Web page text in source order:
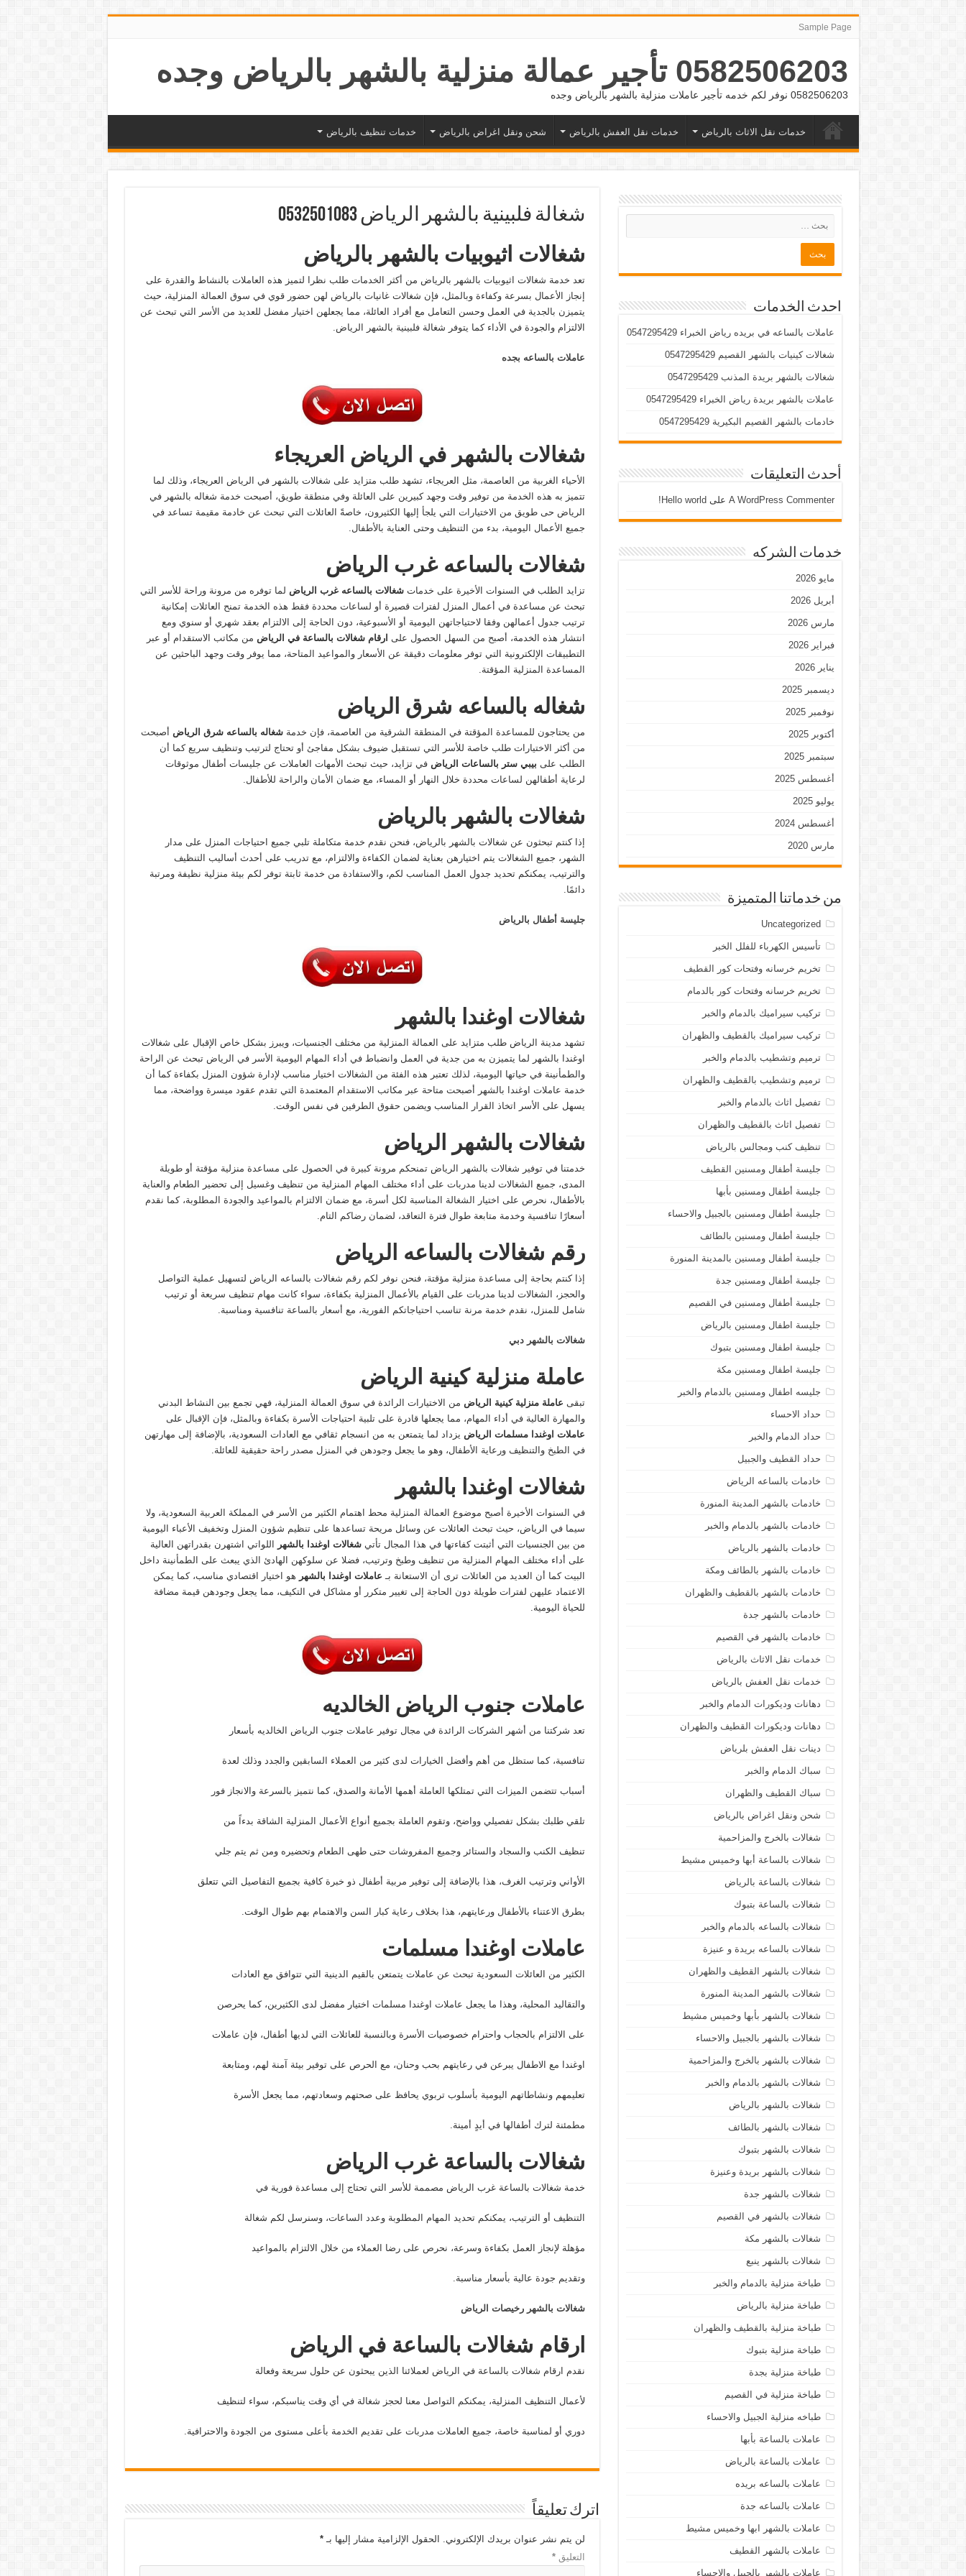
Sample Page
0582506203 تأجير عمالة منزلية بالشهر بالرياض وجده
0582506203 نوفر لكم خدمه تأجير عاملات منزلية بالشهر بالرياض وجده
خدمات نقل الاثاث بالرياض خدمات نقل العفش بالرياض شحن ونقل اغراض بالرياض خدمات تنظيف بالرياض
شغالة فلبينية بالشهر الرياض 0532501083
شغالات اثيوبيات بالشهر بالرياض
تعد خدمة شغالات اثيوبيات بالشهر بالرياض من أكثر الخدمات طلب نظرا لتميز هذه العاملات بالنشاط والقدرة على
إنجاز الأعمال بسرعة وكفاءة وبالمثل، فإن شغالات غانيات بالرياض لهن حضور قوي في سوق العمالة المنزلية، حيث
يتميزن بالجدية في العمل وحسن التعامل مع أفراد العائلة، مما يجعلهن اختيار مفضل للعديد من الأسر التي تبحث عن
الالتزام والجودة في الأداء كما يتوفر شغالة فلبينية بالشهر الرياض.
عاملات بالساعه بجده
شغالات بالشهر في الرياض العريجاء
الأحياء الغربية من العاصمة، مثل العريجاء، تشهد طلب متزايد على شغالات بالشهر في الرياض العريجاء، وذلك لما
تتميز به هذه الخدمة من توفير وقت وجهد كبيرين على العائلة وفي منطقة طويق، أصبحت خدمة شغاله بالشهر في
الرياض حى طويق من الاختيارات التي يلجأ إليها الكثيرون، خاصةً العائلات التي تبحث عن خادمة مقيمة تساعد في
جميع الأعمال اليومية، بدء من التنظيف وحتى العناية بالأطفال.
شغالات بالساعه غرب الرياض
تزايد الطلب في السنوات الأخيرة على خدماتشغالات بالساعه غرب الرياض لما توفره من مرونة وراحة للأسر التي
تبحث عن مساعدة في أعمال المنزل لفترات قصيرة أو لساعات محددة فقط هذه الخدمة تمنح العائلات إمكانية
ترتيب جدول أعمالهن وفقا لاحتياجاتهن اليومية أو الأسبوعية، دون الحاجة إلى الالتزام بعقد شهري أو سنوي ومع
انتشار هذه الخدمة، أصبح من السهل الحصول على ارقام شغالات بالساعة في الرياض من مكاتب الاستقدام أو عبر
التطبيقات الإلكترونية التي توفر معلومات دقيقة عن الأسعار والمواعيد المتاحة، مما يوفر وقت وجهد الباحثين عن
المساعدة المنزلية المؤقتة.
شغاله بالساعه شرق الرياض
من يحتاجون للمساعدة المؤقتة في المنطقة الشرقية من العاصمة، فإن خدمةشغاله بالساعه شرق الرياض أصبحت
من أكثر الاختيارات طلب خاصة للأسر التي تستقبل ضيوف بشكل مفاجئ أو تحتاج لترتيب وتنظيف سريع كما أن
الطلب على بيبي ستر بالساعات الرياض في تزايد، حيث تبحث الأمهات العاملات عن جليسات أطفال موثوقات
لرعاية أطفالهن لساعات محددة خلال النهار أو المساء، مع ضمان الأمان والراحة للأطفال.
شغالات بالشهر بالرياض
إذا كنتم تبحثون عن شغالات بالشهر بالرياض، فنحن نقدم خدمة متكاملة تلبي جميع احتياجات المنزل على مدار
الشهر، جميع الشغالات يتم اختيارهن بعناية لضمان الكفاءة والالتزام، مع تدريب على أحدث أساليب التنظيف
والترتيب، يمكنكم تحديد جدول العمل المناسب لكم، والاستفادة من خدمة ثابتة توفر لكم بيئة منزلية نظيفة ومرتبة
دائمًا.
جليسة أطفال بالرياض
شغالات اوغندا بالشهر
تشهد مدينة الرياض طلب متزايد على العمالة المنزلية من مختلف الجنسيات، ويبرز بشكل خاص الإقبال على شغالات
اوغندا بالشهر لما يتميزن به من جدية في العمل وانضباط في أداء المهام اليومية الأسر في الرياض تبحث عن الراحة
والطمأنينة في حياتها اليومية، لذلك تعتبر هذه الفئة من الشغالات اختيار مناسب لإدارة شؤون المنزل بكفاءة كما أن
خدمة عاملات اوغندا بالشهر أصبحت متاحة عبر مكاتب الاستقدام المعتمدة التي تقدم عقود ميسرة وواضحة، مما
يسهل على الأسر اتخاذ القرار المناسب ويضمن حقوق الطرفين في نفس الوقت.
شغالات بالشهر الرياض
خدمتنا في توفير شغالات بالشهر الرياض تمنحكم مرونة كبيرة في الحصول على مساعدة منزلية مؤقتة أو طويلة
المدى، جميع الشغالات لدينا مدربات على أداء مختلف المهام المنزلية من تنظيف وغسيل إلى تحضير الطعام والعناية
بالأطفال، نحرص على اختيار الشغالة المناسبة لكل أسرة، مع ضمان الالتزام بالمواعيد والجودة المطلوبة، كما نقدم
أسعارًا تنافسية وخدمة متابعة طوال فترة التعاقد، لضمان رضاكم التام.
رقم شغالات بالساعه الرياض
إذا كنتم بحاجة إلى مساعدة منزلية مؤقتة، فنحن نوفر لكم رقم شغالات بالساعه الرياض لتسهيل عملية التواصل
والحجز، الشغالات لدينا مدربات على القيام بالأعمال المنزلية بكفاءة، سواء كانت مهام تنظيف سريعة أو ترتيب
شامل للمنزل، نقدم خدمة مرنة تناسب احتياجاتكم الفورية، مع أسعار بالساعة تنافسية ومناسبة.
شغالات بالشهر دبي
عاملة منزلية كينية الرياض
تبقى عاملة منزلية كينية الرياض من الاختيارات الرائدة في سوق العمالة المنزلية، فهي تجمع بين النشاط البدني
والمهارة العالية في أداء المهام، مما يجعلها قادرة على تلبية احتياجات الأسرة بكفاءة وبالمثل، فإن الإقبال على
عاملات اوغندا مسلمات الرياض يزداد لما يتمتعن به من انسجام ثقافي مع العادات السعودية، بالإضافة إلى مهارتهن
في الطبخ والتنظيف ورعاية الأطفال، وهو ما يجعل وجودهن في المنزل مصدر راحة حقيقية للعائلة.
شغالات اوغندا بالشهر
في السنوات الأخيرة أصبح موضوع العمالة المنزلية محط اهتمام الكثير من الأسر في المملكة العربية السعودية، ولا
سيما في الرياض، حيث تبحث العائلات عن وسائل مريحة تساعدها على تنظيم شؤون المنزل وتخفيف الأعباء اليومية
من بين الجنسيات التي أثبتت كفاءتها في هذا المجال تأتيشغالات اوغندا بالشهر
اللواتي اشتهرن بقدراتهن العالية
على أداء مختلف المهام المنزلية من تنظيف وطبخ وترتيب، فضلا عن سلوكهن الهادئ الذي يبعث على الطمأنينة داخل
البيت كما أن العديد من العائلات ترى أن الاستعانة بـ عاملات اوغندا بالشهر هو اختيار اقتصادي مناسب، كما يمكن
الاعتماد عليهن لفترات طويلة دون الحاجة إلى تغيير متكرر أو مشاكل في التكيف، مما يجعل وجودهن قيمة مضافة
للحياة اليومية.
عاملات جنوب الرياض الخالديه
تعد شركتنا من أشهر الشركات الرائدة في مجال توفير عاملات جنوب الرياض الخالديه بأسعار
تنافسية، كما ستظل من أهم وأفضل الخيارات لدى كثير من العملاء السابقين والجدد وذلك لعدة
أسباب تتضمن الميزات التي تمتلكها العاملة أهمها الأمانة والصدق، كما نتميز بالسرعة والانجاز فور
تلقي طلبك بشكل تفصيلي وواضح، وتقوم العاملة بجميع أنواع الأعمال المنزلية الشاقة بدءاً من
تنظيف الكنب والسجاد والستائر وجميع المفروشات حتى طهى الطعام وتحضيره ومن ثم يتم جلي
الأواني وترتيب الغرف، هذا بالإضافة إلى توفير مربية أطفال ذو خبرة كافية بجميع التفاصيل التي تتعلق
بطرق الاعتناء بالأطفال ورعايتهم، هذا بخلاف رعاية كبار السن والاهتمام بهم طوال الوقت.
عاملات اوغندا مسلمات
الكثير من العائلات السعودية تبحث عن عاملات يتمتعن بالقيم الدينية التي تتوافق مع العادات
والتقاليد المحلية، وهذا ما يجعل عاملات اوغندا مسلمات اختيار مفضل لدى الكثيرين، كما يحرصن
على الالتزام بالحجاب واحترام خصوصيات الأسرة وبالنسبة للعائلات التي لديها أطفال، فإن عاملات
اوغندا مع الاطفال يبرعن في رعايتهم بحب وحنان، مع الحرص على توفير بيئة آمنة لهم، ومتابعة
تعليمهم ونشاطاتهم اليومية بأسلوب تربوي يحافظ على صحتهم وسعادتهم، مما يجعل الأسرة
مطمئنة لترك أطفالها في أيدٍ أمينة.
شغالات بالساعة غرب الرياض
خدمة شغالات بالساعة غرب الرياض مصممة للأسر التي تحتاج إلى مساعدة فورية في
التنظيف أو الترتيب، يمكنكم تحديد المهام المطلوبة وعدد الساعات، وسنرسل لكم شغالة
مؤهلة لإنجاز العمل بكفاءة وسرعة، نحرص على رضا العملاء من خلال الالتزام بالمواعيد
وتقديم جودة عالية بأسعار مناسبة.
شغالات بالشهر رخيصات الرياض
ارقام شغالات بالساعة في الرياض
نقدم ارقام شغالات بالساعة في الرياض لعملائنا الذين يبحثون عن حلول سريعة وفعالة
لأعمال التنظيف المنزلية، يمكنكم التواصل معنا لحجز شغالة في أي وقت يناسبكم، سواء لتنظيف
دوري أو لمناسبة خاصة، جميع العاملات مدربات على تقديم الخدمة بأعلى مستوى من الجودة والاحترافية.
اترك تعليقاً
لن يتم نشر عنوان بريدك الإلكتروني. الحقول الإلزامية مشار إليها بـ*
التعليق*
احدث الخدمات
عاملات بالساعه في بريده رياض الخبراء 0547295429
شغالات كينيات بالشهر القصيم 0547295429
شغالات بالشهر بريدة المذنب 0547295429
عاملات بالشهر بريدة رياض الخبراء 0547295429
خادمات بالشهر القصيم البكيرية 0547295429
أحدث التعليقات
A WordPress Commenter على Hello world!
خدمات الشركه
مايو 2026
أبريل 2026
مارس 2026
فبراير 2026
يناير 2026
ديسمبر 2025
نوفمبر 2025
أكتوبر 2025
سبتمبر 2025
أغسطس 2025
يوليو 2025
أغسطس 2024
مارس 2020
من خدماتنا المتميزة
Uncategorized
تأسيس الكهرباء للفلل الخبر
تخريم خرسانه وفتحات كور القطيف
تخريم خرسانه وفتحات كور بالدمام
تركيب سيراميك بالدمام والخبر
تركيب سيراميك بالقطيف والظهران
ترميم وتشطيب بالدمام والخبر
ترميم وتشطيب بالقطيف والظهران
تفصيل اثاث بالدمام والخبر
تفصيل اثاث بالقطيف والظهران
تنظيف كنب ومجالس بالرياض
جليسة أطفال ومسنين القطيف
جليسة أطفال ومسنين بأبها
جليسة أطفال ومسنين بالجبيل والاحساء
جليسة أطفال ومسنين بالطائف
جليسة أطفال ومسنين بالمدينة المنورة
جليسة أطفال ومسنين جدة
جليسة أطفال ومسنين في القصيم
جليسة اطفال ومسنين بالرياض
جليسة اطفال ومسنين بتبوك
جليسة اطفال ومسنين مكة
جليسه اطفال ومسنين بالدمام والخبر
حداد الاحساء
حداد الدمام والخبر
حداد القطيف والجبيل
خادمات بالساعه الرياض
خادمات بالشهر المدينة المنورة
خادمات بالشهر بالدمام والخبر
خادمات بالشهر بالرياض
خادمات بالشهر بالطائف ومكة
خادمات بالشهر بالقطيف والظهران
خادمات بالشهر جدة
خادمات بالشهر في القصيم
خدمات نقل الاثاث بالرياض
خدمات نقل العفش بالرياض
دهانات وديكورات الدمام والخبر
دهانات وديكورات القطيف والظهران
دينات نقل العفش بلرياض
سباك الدمام والخبر
سباك القطيف والظهران
شحن ونقل اغراض بالرياض
شغالات بالخرج والمزاحمية
شغالات بالساعة أبها وخميس مشيط
شغالات بالساعة بالرياض
شغالات بالساعة بتبوك
شغالات بالساعه بالدمام والخبر
شغالات بالساعه بريدة و عنيزة
شغالات بالشهر القطيف والظهران
شغالات بالشهر المدينة المنورة
شغالات بالشهر بأبها وخميس مشيط
شغالات بالشهر بالجبيل والاحساء
شغالات بالشهر بالخرج والمزاحمية
شغالات بالشهر بالدمام والخبر
شغالات بالشهر بالرياض
شغالات بالشهر بالطائف
شغالات بالشهر بتبوك
شغالات بالشهر بريدة وعنيزة
شغالات بالشهر جدة
شغالات بالشهر في القصيم
شغالات بالشهر مكة
شغالات بالشهر ينبع
طباخة منزلية بالدمام والخبر
طباخة منزلية بالرياض
طباخة منزلية بالقطيف والظهران
طباخة منزلية بتبوك
طباخة منزلية بجدة
طباخة منزلية في القصيم
طباخه منزلية الجبيل والاحساء
عاملات بالساعة بأبها
عاملات بالساعة بالرياض
عاملات بالساعه بريده
عاملات بالساعه جدة
عاملات بالشهر ابها وخميس مشيط
عاملات بالشهر القطيف
عاملات بالشهر بالجبيل والاحساء